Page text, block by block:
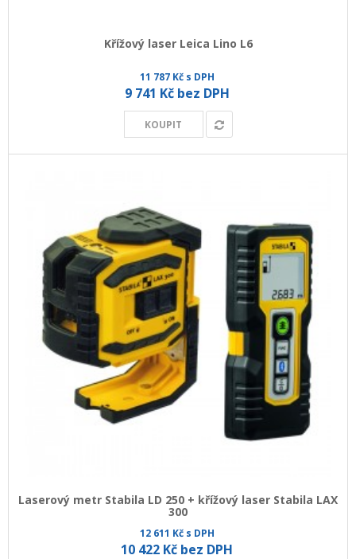
Křížový laser Leica Lino L6
11 787 Kč s DPH
9 741 Kč bez DPH
KOUPIT
Laserový metr Stabila LD 250 + křížový laser Stabila LAX
300
12 611 Kč s DPH
10 422 Kč bez DPH